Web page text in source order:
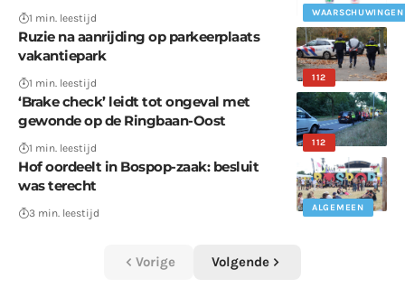
WAARSCHUWINGEN
1 min. leestijd
112
Ruzie na aanrijding op parkeerplaats
vakantiepark
1 min. leestijd
112
‘Brake check’ leidt tot ongeval met
gewonde op de Ringbaan-Oost
1 min. leestijd
ALGEMEEN
Hof oordeelt in Bospop-zaak: besluit
was terecht
3 min. leestijd
Vorige Volgende